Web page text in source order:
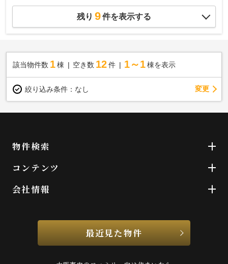
残り 9件を表示する
該当物件数 1棟 空き数 12 件 1～1 棟を表示
絞り込み条件： なし 変更
物件検索
コンテンツ
会社情報
最近見た物件